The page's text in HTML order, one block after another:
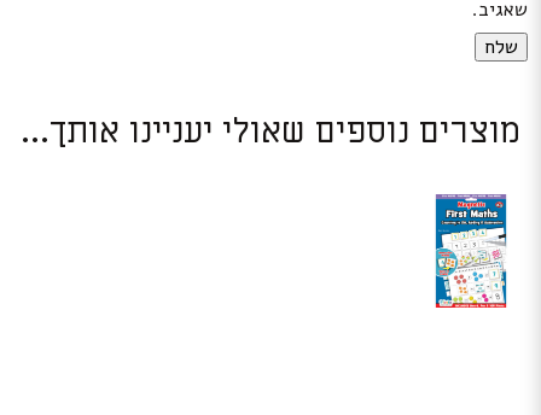
שאגיב.
מוצרים נוספים שאולי יעניינו אותך...